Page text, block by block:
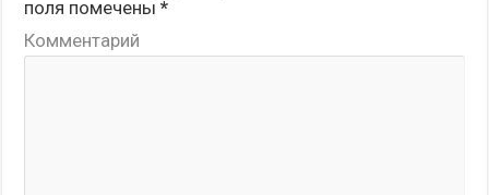
поля помечены*
Комментарий